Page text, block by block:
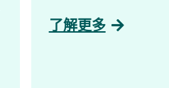
了解更多